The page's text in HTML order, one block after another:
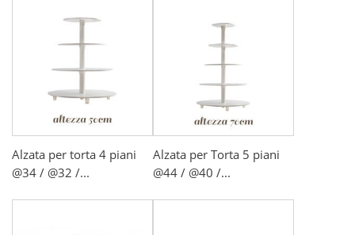
Alzata per torta 4 piani
@34 / @32 /...
Alzata per Torta 5 piani
@44 / @40 /...